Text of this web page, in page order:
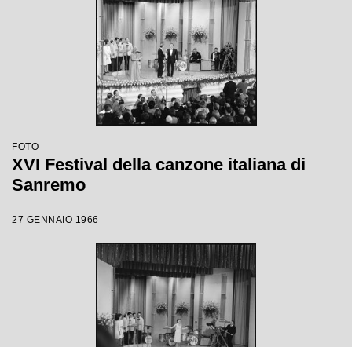
FOTO
XVI Festival della canzone italiana di
Sanremo
27 GENNAIO 1966